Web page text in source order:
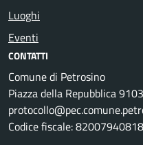
Luoghi
Eventi
CONTATTI
Comune di Petrosino
Piazza della Repubblica
Codice fiscale: 82007940818